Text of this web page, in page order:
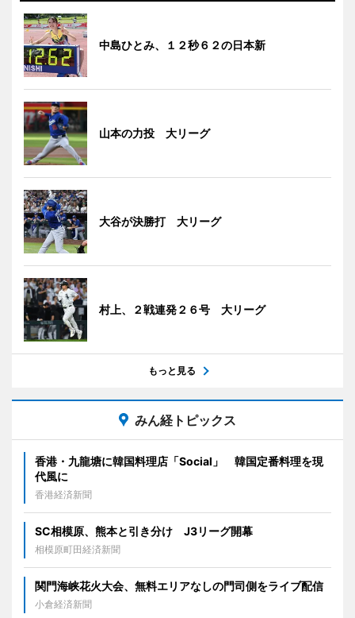
中島ひとみ、１２秒６２の日本新
山本の力投 大リーグ
大谷が決勝打 大リーグ
村上、２戦連発２６号 大リーグ
もっと見る
みん経トピックス
香港・九龍塘に韓国料理店「Social」 韓国定番料理を現
代風に
香港経済新聞
SC相模原、熊本と引き分け J3リーグ開幕
相模原町田経済新聞
関門海峡花火大会、無料エリアなしの門司側をライブ配信
小倉経済新聞